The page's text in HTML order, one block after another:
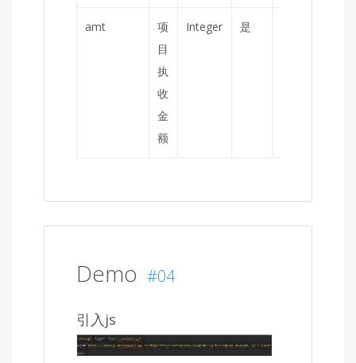
amt
项
目
执
收
金
额
Integer 是
Demo #04
引入js